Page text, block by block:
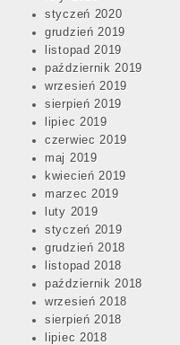
styczeń 2020
grudzień 2019
listopad 2019
październik 2019
wrzesień 2019
sierpień 2019
lipiec 2019
czerwiec 2019
maj 2019
kwiecień 2019
marzec 2019
luty 2019
styczeń 2019
grudzień 2018
listopad 2018
październik 2018
wrzesień 2018
sierpień 2018
lipiec 2018